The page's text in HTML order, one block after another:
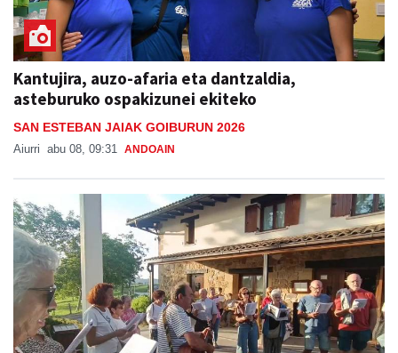
Kantujira, auzo-afaria eta dantzaldia,
asteburuko ospakizunei ekiteko
SAN ESTEBAN JAIAK GOIBURUN 2026
Aiurri abu 08, 09:31 ANDOAIN